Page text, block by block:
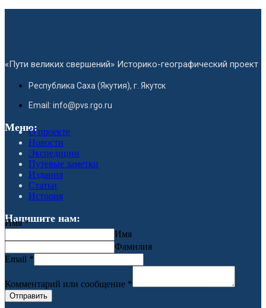
«Пути великих свершений» Историко-географический проект
Республика Саха (Якутия), г. Якутск
Email: info@pvs.rgo.ru
Меню:О проекте
Новости
Экспедиции
Путевые заметки
Издания
Статьи
История
Напишите нам:
Имя*
Имя
Фамилия
Email *
Комментарий или сообщение *
Отправить